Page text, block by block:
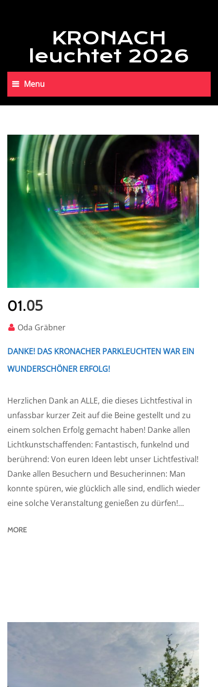
KRONACH
leuchtet 2026
Menu
01.05
Oda Gräbner
DANKE! DAS KRONACHER PARKLEUCHTEN WAR EIN
WUNDERSCHÖNER ERFOLG!
Herzlichen Dank an ALLE, die dieses Lichtfestival in
unfassbar kurzer Zeit auf die Beine gestellt und zu
einem solchen Erfolg gemacht haben! Danke allen
Lichtkunstschaffenden: Fantastisch, funkelnd und
berührend: Von euren Ideen lebt unser Lichtfestival!
Danke allen Besuchern und Besucherinnen: Man
konnte spüren, wie glücklich alle sind, endlich wieder
eine solche Veranstaltung genießen zu dürfen!...
MORE